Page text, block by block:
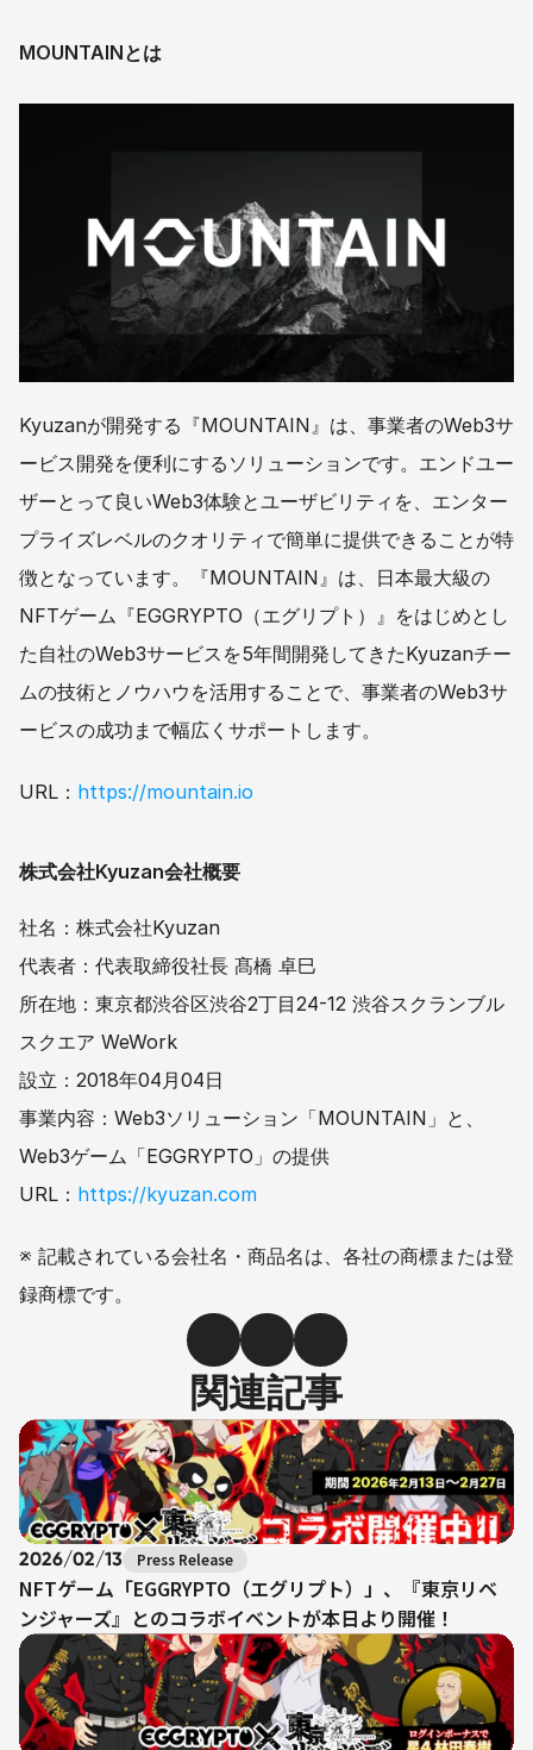
MOUNTAINとは
Kyuzanが開発する『MOUNTAIN』は、事業者のWeb3サ
ービス開発を便利にするソリューションです。エンドユー
ザーとって良いWeb3体験とユーザビリティを、エンター
プライズレベルのクオリティで簡単に提供できることが特
徴となっています。『MOUNTAIN』は、日本最大級の
NFTゲーム『EGGRYPTO（エグリプト）』をはじめとし
た自社のWeb3サービスを5年間開発してきたKyuzanチー
ムの技術とノウハウを活用することで、事業者のWeb3サ
ービスの成功まで幅広くサポートします。
URL： https://mountain.io
株式会社Kyuzan会社概要
社名：株式会社Kyuzan
代表者：代表取締役社長 髙橋 卓巳
所在地：東京都渋谷区渋谷2丁目24-12 渋谷スクランブル
スクエア WeWork
設立：2018年04月04日
事業内容：Web3ソリューション「MOUNTAIN」と、
Web3ゲーム「EGGRYPTO」の提供
URL： https://kyuzan.com
※ 記載されている会社名・商品名は、各社の商標または登
録商標です。
関連記事
2026/02/13 Press Release
NFTゲーム「EGGRYPTO（エグリプト）」、『東京リベ
ンジャーズ』とのコラボイベントが本日より開催！